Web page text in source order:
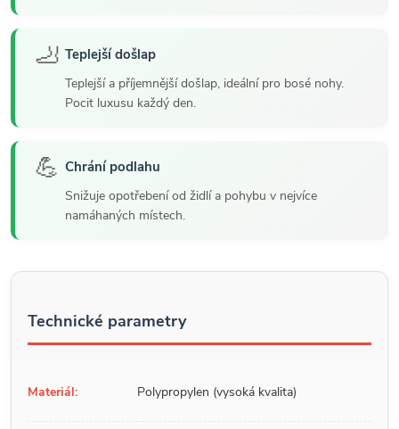
🦶 Teplejší došlap
Teplejší a příjemnější došlap, ideální pro bosé nohy.
Pocit luxusu každý den.
💪 Chrání podlahu
Snižuje opotřebení od židlí a pohybu v nejvíce
namáhaných místech.
Technické parametry
Materiál: Polypropylen (vysoká kvalita)